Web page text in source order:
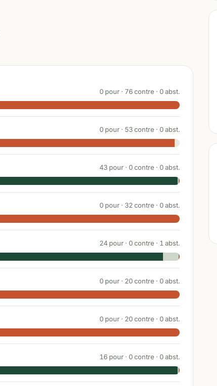
0 pour · 76contre · 0abst.
0 pour · 53contre · 0abst.
43 pour · 0contre · 0abst.
0 pour · 32 contre · 0abst.
24 pour · 0contre · 1 abst.
0 pour · 20contre · 0abst.
0 pour · 20contre · 0abst.
16 pour · 0contre · 0abst.